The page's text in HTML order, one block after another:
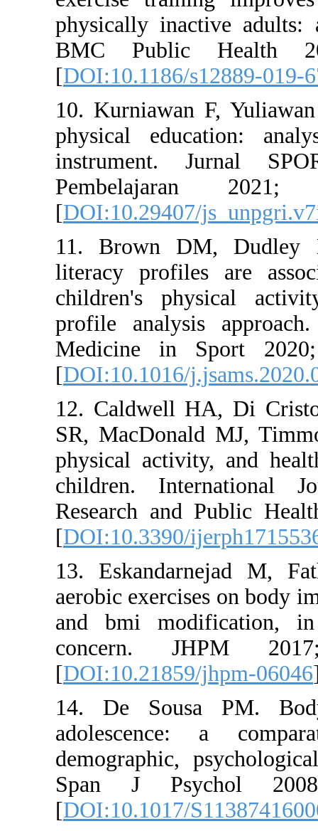
physically
BMC
[
10.
physical
[
11.
literacy
children's
profile
Medicine
[
12.
SR,
physical
children.
Research
[
13.
aerobic
and bmi
[
14. De
Span J
[